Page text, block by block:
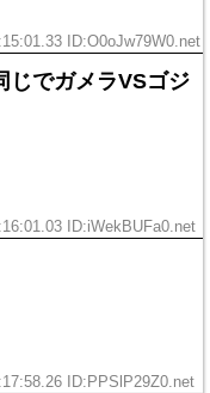
ID:O0oJw79W0.net
じでガメラVSゴジ
ID:iWekBUFa0.net
ID:PPSlP29Z0.net